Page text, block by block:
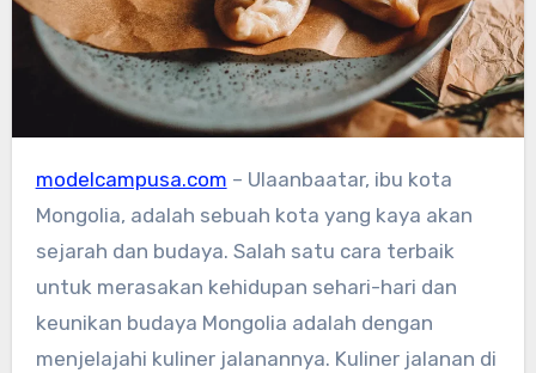
modelcampusa.com – Ulaanbaatar, ibu kota
Mongolia, adalah sebuah kota yang kaya akan
sejarah dan budaya. Salah satu cara terbaik
untuk merasakan kehidupan sehari-hari dan
keunikan budaya Mongolia adalah dengan
menjelajahi kuliner jalanannya. Kuliner jalanan di